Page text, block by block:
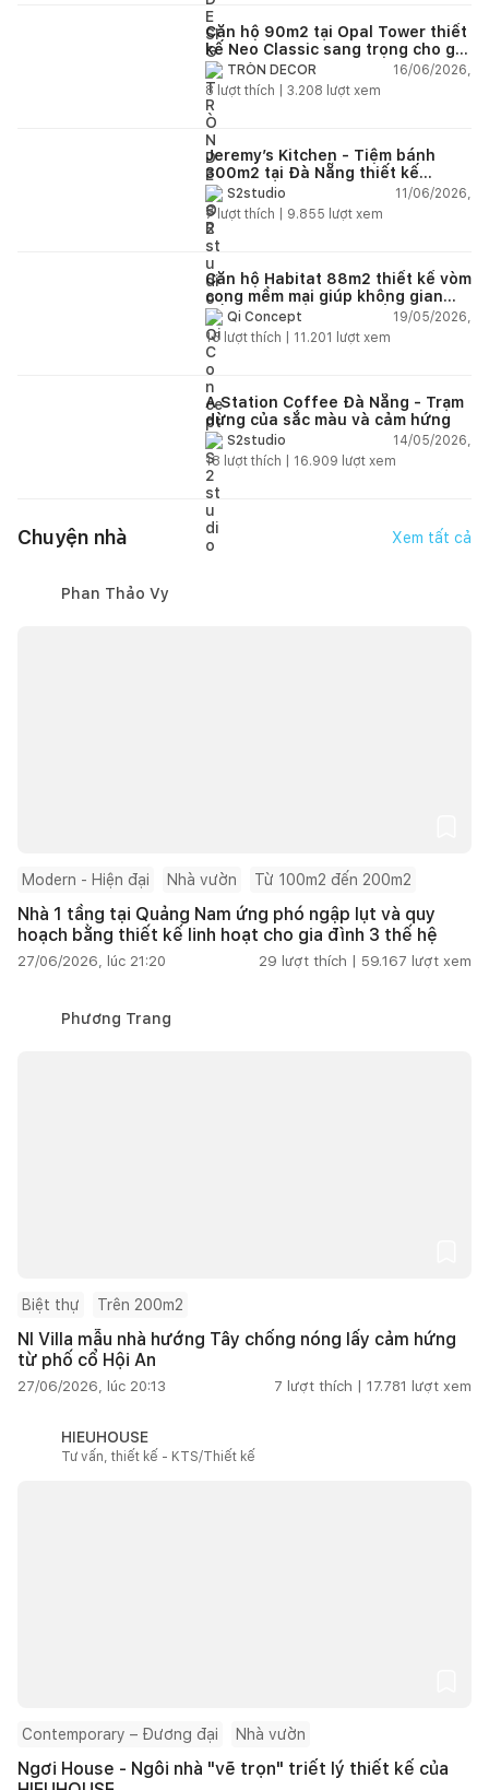
Căn hộ 90m2 tại Opal Tower thiết
kế Neo Classic sang trọng cho gia
đình trẻ
TRÒN DECOR
16/06/2026,
8 lượt thích | 3.208 lượt xem
Jeremy’s Kitchen - Tiệm bánh
300m2 tại Đà Nẵng thiết kế
phong cách công nghiệp hiện đại
ngập tràn ánh sáng tự nhiên
S2studio
11/06/2026,
7lượt thích | 9.855 lượt xem
Căn hộ Habitat 88m2 thiết kế vòm
cong mềm mại giúp không gian
sống hiện đại trở nên ấm áp hơn
Qi Concept
19/05/2026,
15 lượt thích | 11.201 lượt xem
A Station Coffee Đà Nẵng - Trạm
dừng của sắc màu và cảm hứng
S2studio
14/05/2026,
18 lượt thích | 16.909 lượt xem
Chuyện nhà Xem tất cả
Phan Thảo Vy
Modern - Hiện đại Nhà vườn Từ 100m2 đến 200m2
Nhà 1 tầng tại Quảng Nam ứng phó ngập lụt và quy
hoạch bằng thiết kế linh hoạt cho gia đình 3 thế hệ
27/06/2026, lúc 21:20 29 lượt thích | 59.167 lượt xem
Phương Trang
Biệt thự Trên 200m2
NI Villa mẫu nhà hướng Tây chống nóng lấy cảm hứng
từ phố cổ Hội An
27/06/2026, lúc 20:13 7 lượt thích | 17.781 lượt xem
HIEUHOUSE
Tư vấn, thiết kế - KTS/Thiết kế
Contemporary – Đương đại Nhà vườn
Ngơi House - Ngôi nhà "vẽ trọn" triết lý thiết kế của